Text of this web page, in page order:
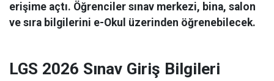
erişime açtı. Öğrenciler sınav merkezi, bina, salon
ve sıra bilgilerini e-Okul üzerinden öğrenebilecek.
LGS 2026 Sınav Giriş Bilgileri